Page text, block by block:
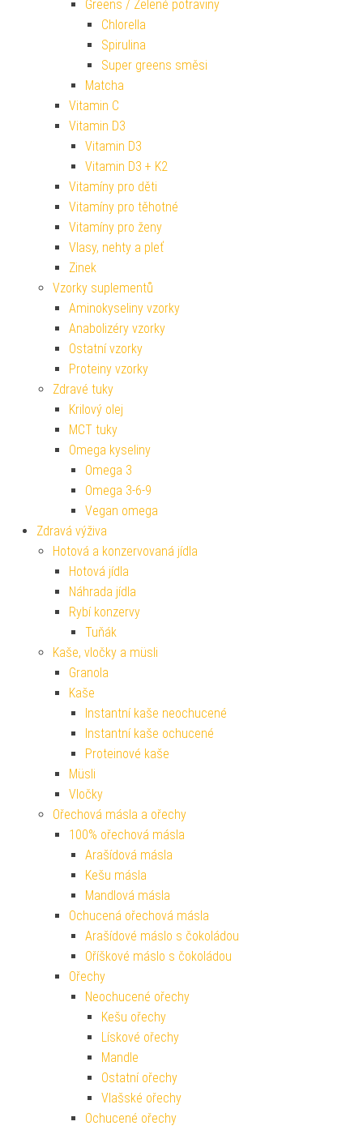
Greens / Zelené potraviny
Chlorella
Spirulina
Super greens směsi
Matcha
Vitamin C
Vitamin D3
Vitamin D3
Vitamin D3 + K2
Vitamíny pro děti
Vitamíny pro těhotné
Vitamíny pro ženy
Vlasy, nehty a pleť
Zinek
Vzorky suplementů
Aminokyseliny vzorky
Anabolizéry vzorky
Ostatní vzorky
Proteiny vzorky
Zdravé tuky
Krilový olej
MCT tuky
Omega kyseliny
Omega 3
Omega 3-6-9
Vegan omega
Zdravá výživa
Hotová a konzervovaná jídla
Hotová jídla
Náhrada jídla
Rybí konzervy
Tuňák
Kaše, vločky a müsli
Granola
Kaše
Instantní kaše neochucené
Instantní kaše ochucené
Proteinové kaše
Müsli
Vločky
Ořechová másla a ořechy
100% ořechová másla
Arašídová másla
Kešu másla
Mandlová másla
Ochucená ořechová másla
Arašídové máslo s čokoládou
Oříškové máslo s čokoládou
Ořechy
Neochucené ořechy
Kešu ořechy
Lískové ořechy
Mandle
Ostatní ořechy
Vlašské ořechy
Ochucené ořechy